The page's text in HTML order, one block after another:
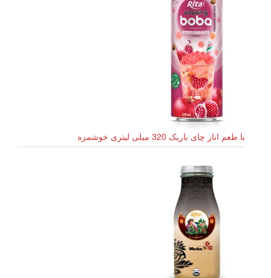
با طعم انار چای باریک 320 میلی لیتری خوشمزه